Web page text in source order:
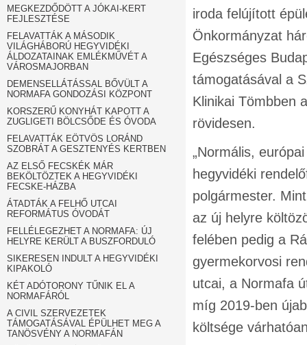
MEGKEZDŐDÖTT A JÓKAI-KERT
FEJLESZTÉSE
FELAVATTÁK A MÁSODIK
VILÁGHÁBORÚ HEGYVIDÉKI
ÁLDOZATAINAK EMLÉKMŰVÉT A
VÁROSMAJORBAN
DEMENSELLÁTÁSSAL BŐVÜLT A
NORMAFA GONDOZÁSI KÖZPONT
KORSZERŰ KONYHÁT KAPOTT A
ZUGLIGETI BÖLCSŐDE ÉS ÓVODA
FELAVATTÁK EÖTVÖS LORÁND
SZOBRÁT A GESZTENYÉS KERTBEN
AZ ELSŐ FECSKÉK MÁR
BEKÖLTÖZTEK A HEGYVIDÉKI
FECSKE-HÁZBA
ÁTADTÁK A FELHŐ UTCAI
REFORMÁTUS ÓVODÁT
FELLÉLEGEZHET A NORMAFA: ÚJ
HELYRE KERÜLT A BUSZFORDULÓ
SIKERESEN INDULT A HEGYVIDÉKI
KIPAKOLÓ
KÉT ADÓTORONY TŰNIK EL A
NORMAFÁRÓL
A CIVIL SZERVEZETEK
TÁMOGATÁSÁVAL ÉPÜLHET MEG A
TANÖSVÉNY A NORMAFÁN
iroda felújított
Önkormányzat
Egészséges
támogatásával a
Klinikai Tömbben
rövidesen.
„Normális,
hegyvidéki
polgármester.
az új helyre
felében pedig a
gyermekorvosi
utcai, a Normafa
míg 2019-ben
költsége